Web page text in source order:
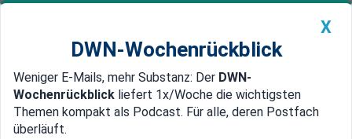
Newsticker MEIN DWN: Geldanlage Premium
Edelmetalle DWN-Magazin China
X
DWN-Wochenrückblick
Weniger E-Mails, mehr Substanz: Der DWN-
Wochenrückblick liefert 1x/Woche die wichtigsten
Themen kompakt als Podcast. Für alle, deren Postfach
überläuft.